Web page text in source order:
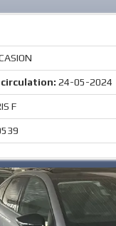
circulation: 24-05-2024
F